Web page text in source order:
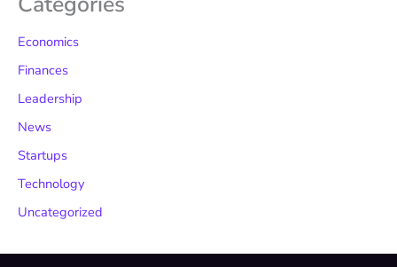
Economics
Finances
Leadership
News
Startups
Technology
Uncategorized